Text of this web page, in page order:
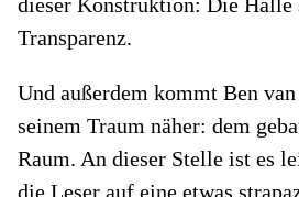
dieser Konstruktion: Die Halle
Transparenz.
Und außerdem kommt Ben
seinem Traum näher: dem
Raum. An dieser Stelle ist es
die Leser auf eine etwas